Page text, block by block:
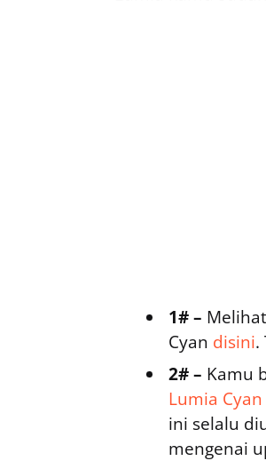
1# –
Cyan disini.
2# – Kamu
Lumia
ini selalu
mengenai